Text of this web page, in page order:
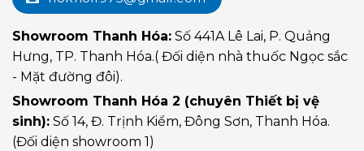
Showroom Thanh Hóa: Số 441A Lê Lai, P. Quảng
Hưng, TP. Thanh Hóa.( Đối diện nhà thuốc Ngọc sắc
- Mặt đường đôi).
Showroom Thanh Hóa 2 (chuyên Thiết bị vệ
sinh): Số 14, Đ. Trịnh Kiểm, Đông Sơn, Thanh Hóa.
(Đối diện showroom 1)